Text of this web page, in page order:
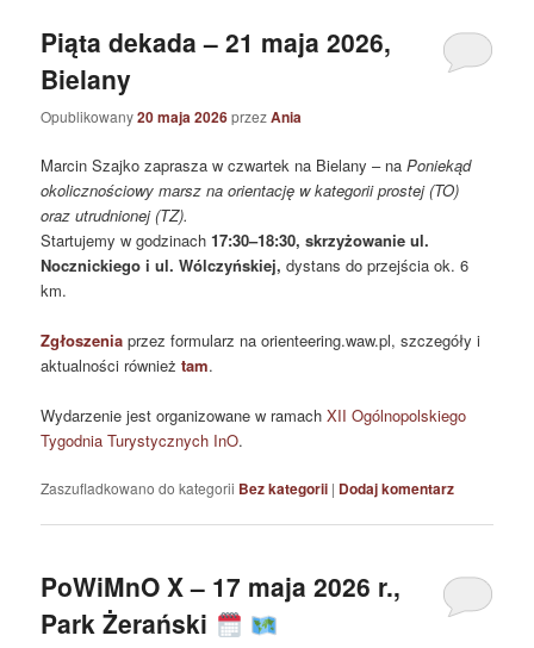
Piąta dekada – 21 maja 2026,
Bielany
Opublikowany20 maja 2026przezAnia
Marcin Szajko zaprasza w czwartek na Bielany – naPoniekąd
okolicznościowy marsz na orientację w kategorii prostej (TO)
oraz utrudnionej (TZ).
Startujemy w godzinach17:30–18:30, skrzyżowanie ul.
Nocznickiego i ul. Wólczyńskiej,dystans do przejścia ok. 6
km.
Zgłoszenia przez formularz na orienteering.waw.pl, szczegóły i
aktualności równieżtam.
Wydarzenie jest organizowane w ramachXII Ogólnopolskiego
Tygodnia Turystycznych InO.
Zaszufladkowano do kategorii Bez kategorii | Dodaj komentarz
PoWiMnO X – 17 maja 2026 r.,
Park Żerański